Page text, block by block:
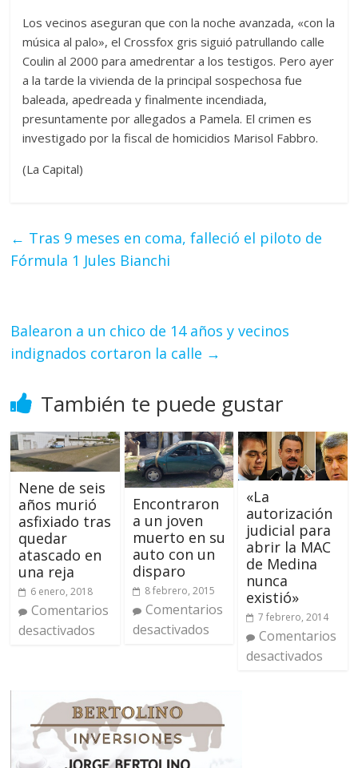
Los vecinos aseguran que con la noche avanzada, «con la
música al palo», el Crossfox gris siguió patrullando calle
Coulin al 2000 para amedrentar a los testigos. Pero ayer
a la tarde la vivienda de la principal sospechosa fue
baleada, apedreada y finalmente incendiada,
presuntamente por allegados a Pamela. El crimen es
investigado por la fiscal de homicidios Marisol Fabbro.
(La Capital)
← Tras 9 meses en coma, falleció el piloto de
Fórmula 1 Jules Bianchi
Balearon a un chico de 14 años y vecinos
indignados cortaron la calle →
También te puede gustar
Nene de seis
años murió
asfixiado tras
quedar
atascado en
una reja
6 enero, 2018
Comentarios
desactivados
Encontraron
a un joven
muerto en su
auto con un
disparo
8 febrero, 2015
Comentarios
desactivados
«La
autorización
judicial para
abrir la MAC
de Medina
nunca
existió»
7 febrero, 2014
Comentarios
desactivados